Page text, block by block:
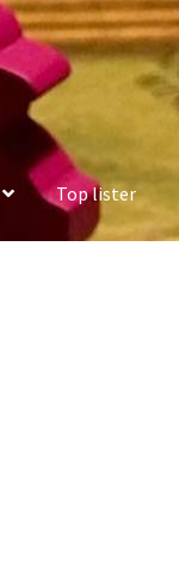
Top lister